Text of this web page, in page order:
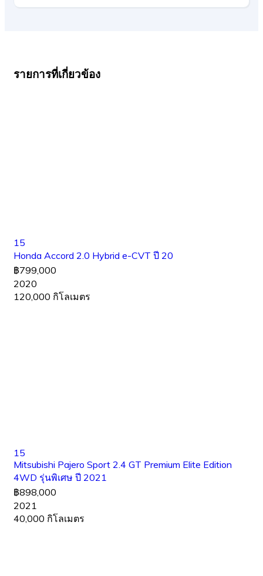
รายการที่เกี่ยวข้อง
15
Honda Accord 2.0 Hybrid e-CVT ปี 20
฿799,000
2020
120,000 กิโลเมตร
15
Mitsubishi Pajero Sport 2.4 GT Premium Elite Edition
4WD รุ่นพิเศษ ปี 2021
฿898,000
2021
40,000 กิโลเมตร